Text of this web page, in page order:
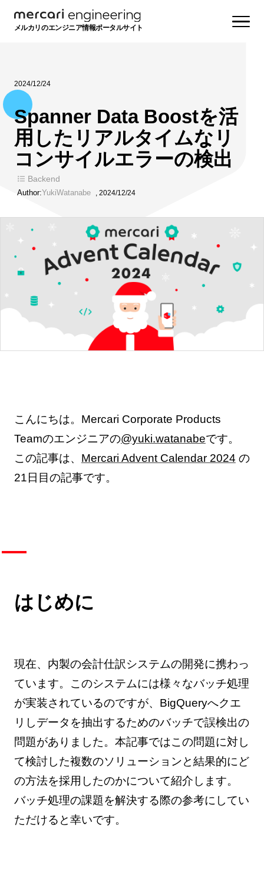
メルカリのエンジニア情報ポータルサイト
2024/12/24
Spanner Data Boostを活
用したリアルタイムなリ
コンサイルエラーの検出
Backend
Author:YukiWatanabe , 2024/12/24
こんにちは。Mercari Corporate Products
Teamのエンジニアの@yuki.watanabeです。
この記事は、 Mercari Advent Calendar 2024 の
21日目の記事です。
はじめに
現在、内製の会計仕訳システムの開発に携わっ
ています。このシステムには様々なバッチ処理
が実装されているのですが、BigQueryへクエ
リしデータを抽出するためのバッチで誤検出の
問題がありました。本記事ではこの問題に対し
て検討した複数のソリューションと結果的にど
の方法を採用したのかについて紹介します。
バッチ処理の課題を解決する際の参考にしてい
ただけると幸いです。